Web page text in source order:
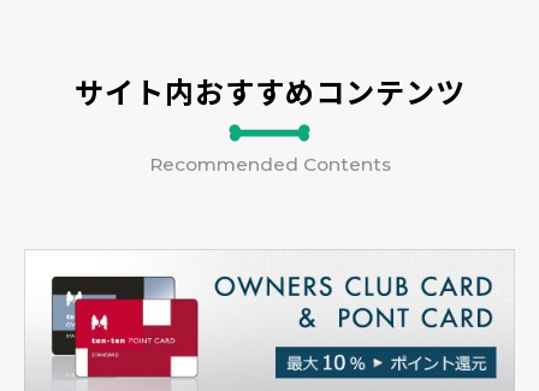
サイト内おすすめコンテンツ
Recommended Contents